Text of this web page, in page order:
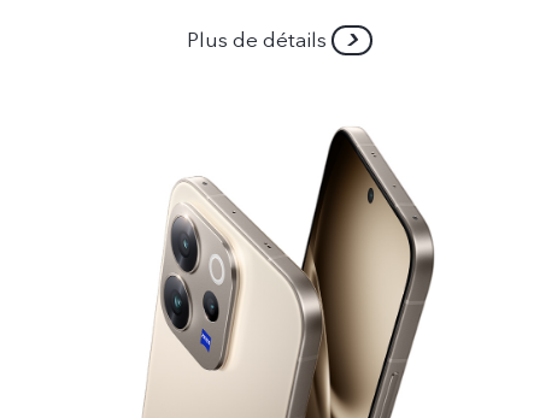
Tunisia | Veuillez sélectionner le pays/la région
Plus de détails